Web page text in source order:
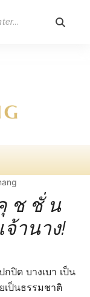
ช ชั่ น
จ้านาง!
ปิด บางเบา เป็น
เป็นธรรมชาติ